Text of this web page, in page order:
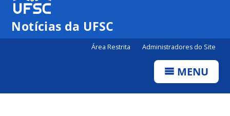
Notícias da UFSC
Área Restrita Administradores do Site
MENU